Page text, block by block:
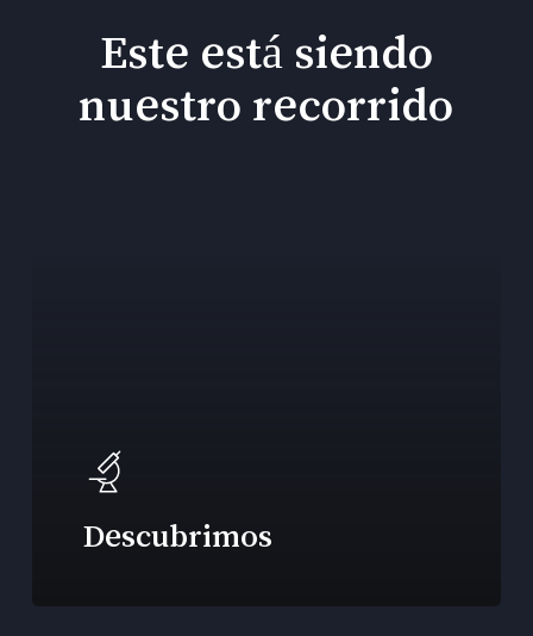
Este está siendo
nuestro recorrido
Descubrimos